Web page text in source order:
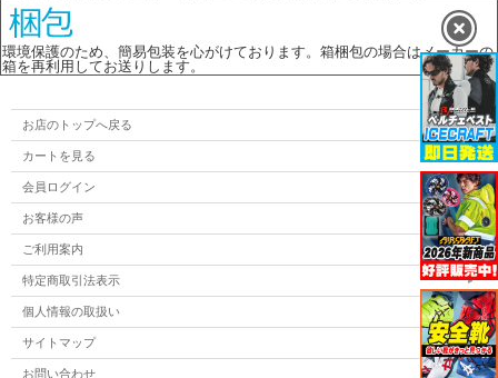
環境保護のため、簡易包装を心がけております。箱梱包の場合はメーカーの
箱を再利用してお送りします。
お店のトップへ戻る
カートを見る
会員ログイン
お客様の声
ご利用案内
特定商取引法表示
個人情報の取扱い
サイトマップ
お問い合わせ